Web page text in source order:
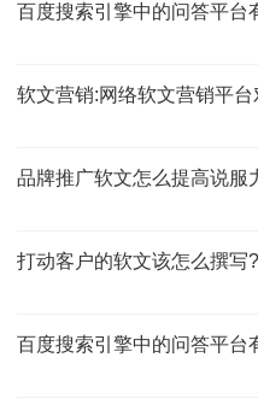
百度搜索引擎中的问答平台
软文营销:网络软文营销平
品牌推广软文怎么提高说服
打动客户的软文该怎么撰写
百度搜索引擎中的问答平台